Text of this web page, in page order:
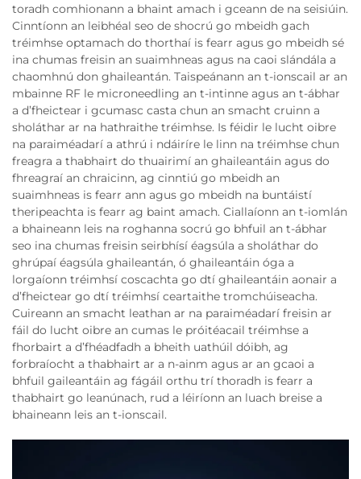
toradh comhionann a bhaint amach i gceann de na seisiúin.
Cinntíonn an leibhéal seo de shocrú go mbeidh gach
tréimhse optamach do thorthaí is fearr agus go mbeidh sé
ina chumas freisin an suaimhneas agus na caoi slándála a
chaomhnú don ghaileantán. Taispeánann an t-ionscail ar an
mbainne RF le microneedling an t-intinne agus an t-ábhar
a d’fheictear i gcumasc casta chun an smacht cruinn a
sholáthar ar na hathraithe tréimhse. Is féidir le lucht oibre
na paraiméadarí a athrú i ndáiríre le linn na tréimhse chun
freagra a thabhairt do thuairimí an ghaileantáin agus do
fhreagraí an chraicinn, ag cinntiú go mbeidh an
suaimhneas is fearr ann agus go mbeidh na buntáistí
theripeachta is fearr ag baint amach. Ciallaíonn an t-iomlán
a bhaineann leis na roghanna socrú go bhfuil an t-ábhar
seo ina chumas freisin seirbhísí éagsúla a sholáthar do
ghrúpaí éagsúla ghaileantán, ó ghaileantáin óga a
lorgaíonn tréimhsí coscachta go dtí ghaileantáin aonair a
d’fheictear go dtí tréimhsí ceartaithe tromchúiseacha.
Cuireann an smacht leathan ar na paraiméadarí freisin ar
fáil do lucht oibre an cumas le próitéacail tréimhse a
fhorbairt a d’fhéadfadh a bheith uathúil dóibh, ag
forbraíocht a thabhairt ar a n-ainm agus ar an gcaoi a
bhfuil gaileantáin ag fágáil orthu trí thoradh is fearr a
thabhairt go leanúnach, rud a léiríonn an luach breise a
bhaineann leis an t-ionscail.